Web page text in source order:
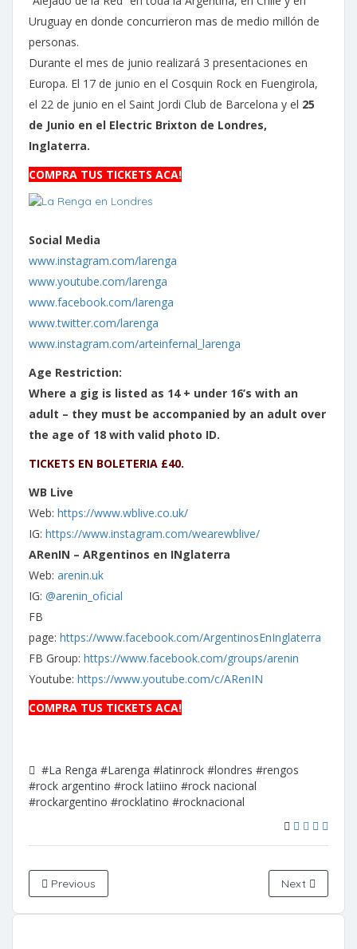
Uruguay en donde concurrieron mas de medio millón de
personas.
Durante el mes de junio realizará 3 presentaciones en
Europa. El 17 de junio en el Cosquin Rock en Fuengirola,
el 22 de junio en el Saint Jordi Club de Barcelona y el 25
de Junio en el Electric Brixton de Londres,
Inglaterra.
COMPRA TUS TICKETS ACA!
Social Media
www.instagram.com/larenga
www.youtube.com/larenga
www.facebook.com/larenga
www.twitter.com/larenga
www.instagram.com/arteinfernal_larenga
Age Restriction:
Where a gig is listed as 14 + under 16’s with an
adult – they must be accompanied by an adult over
the age of 18 with valid photo ID.
TICKETS EN BOLETERIA £40.
WB Live
Web: https://www.wblive.co.uk/
IG: https://www.instagram.com/wearewblive/
ARenIN – ARgentinos en INglaterra
Web: arenin.uk
IG: @arenin_oficial
FB
page: https://www.facebook.com/ArgentinosEnInglaterra
FB Group: https://www.facebook.com/groups/arenin
Youtube: https://www.youtube.com/c/ARenIN
COMPRA TUS TICKETS ACA!
#La Renga #Larenga #latinrock #londres #rengos
#rock argentino #rock latiino #rock nacional
#rockargentino #rocklatino #rocknacional
Previous Next